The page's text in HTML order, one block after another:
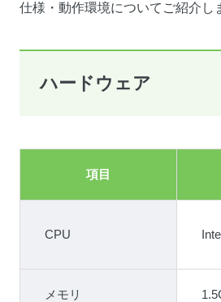
仕様・動作環境についてご紹介し
ハードウェア
項目
CPU
メモリ